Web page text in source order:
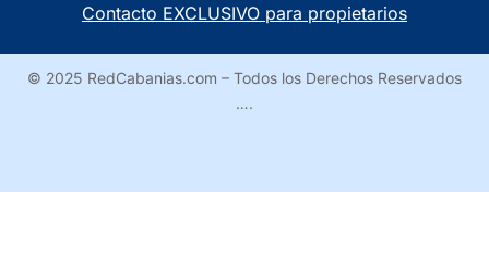
Contacto EXCLUSIVO para propietarios
© 2025 RedCabanias.com – Todos los Derechos Reservados
….